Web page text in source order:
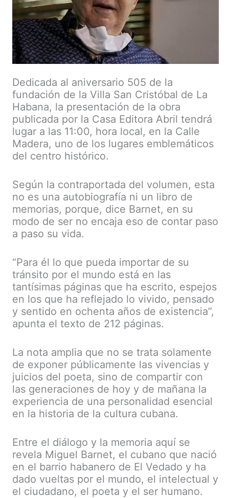
Dedicada al aniversario 505 de la
fundación de la Villa San Cristóbal de La
Habana, la presentación de la obra
publicada por la Casa Editora Abril tendrá
lugar a las 11:00, hora local, en la Calle
Madera, uno de los lugares emblemáticos
del centro histórico.
Según la contraportada del volumen, esta
no es una autobiografía ni un libro de
memorias, porque, dice Barnet, en su
modo de ser no encaja eso de contar paso
a paso su vida.
“Para él lo que pueda importar de su
tránsito por el mundo está en las
tantísimas páginas que ha escrito, espejos
en los que ha reflejado lo vivido, pensado
y sentido en ochenta años de existencia”,
apunta el texto de 212 páginas.
La nota amplia que no se trata solamente
de exponer públicamente las vivencias y
juicios del poeta, sino de compartir con
las generaciones de hoy y de mañana la
experiencia de una personalidad esencial
en la historia de la cultura cubana.
Entre el diálogo y la memoria aquí se
revela Miguel Barnet, el cubano que nació
en el barrio habanero de El Vedado y ha
dado vueltas por el mundo, el intelectual y
el ciudadano, el poeta y el ser humano.